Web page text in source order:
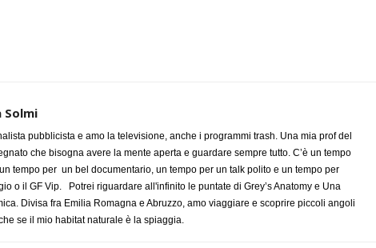
Solmi
pubblicista e amo la televisione, anche i programmi trash. Una mia prof del
che bisogna avere la mente aperta e guardare sempre tutto. C’è un tempo
tempo per un bel documentario, un tempo per un talk polito e un tempo per
o il GF Vip. Potrei riguardare all'infinito le puntate di Grey’s Anatomy e Una
Divisa fra Emilia Romagna e Abruzzo, amo viaggiare e scoprire piccoli angoli
se il mio habitat naturale è la spiaggia.